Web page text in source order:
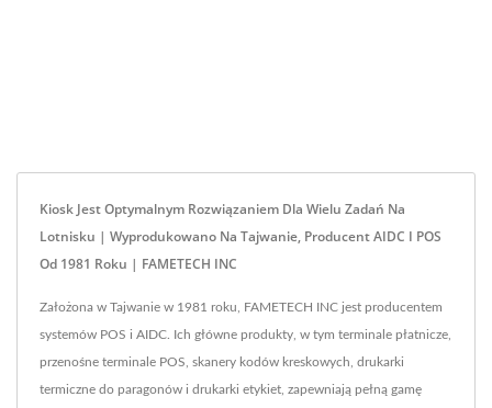
Kiosk Jest Optymalnym Rozwiązaniem Dla Wielu Zadań Na
Lotnisku | Wyprodukowano Na Tajwanie, Producent AIDC I POS
Od 1981 Roku | FAMETECH INC
Założona w Tajwanie w 1981 roku, FAMETECH INC jest producentem
systemów POS i AIDC. Ich główne produkty, w tym terminale płatnicze,
przenośne terminale POS, skanery kodów kreskowych, drukarki
termiczne do paragonów i drukarki etykiet, zapewniają pełną gamę